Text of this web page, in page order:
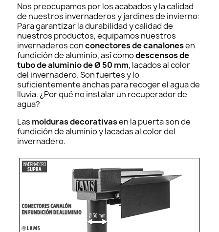
Nos preocupamos por los acabados y la calidad
de nuestros invernaderos y jardines de invierno:
Para garantizar la durabilidad y calidad de
nuestros productos, equipamos nuestros
invernaderos conconectores de canalonesen
fundición de aluminio, así comodescensos de
tubo de aluminio de Ø 50 mm, lacados al color
del invernadero. Son fuertes y lo
suficientemente anchas para recoger el agua de
lluvia. ¿Por qué no instalar un recuperador de
agua?
Las molduras decorativasen la puerta son de
fundición de aluminio y lacadas al color del
invernadero.